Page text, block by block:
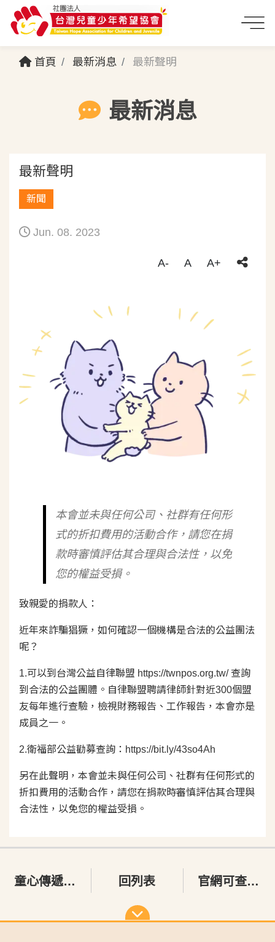
首頁 最新消息 最新聲明
最新消息
最新聲明
新聞
Jun. 08. 2023
A- A A+
本會並未與任何公司、社群有任何形
式的折扣費用的活動合作，請您在捐
款時審慎評估其合理與合法性，以免
您的權益受損。
致親愛的捐款人：
近年來詐騙猖獗，如何確認一個機構是合法的公益團法
呢？
1.可以到台灣公益自律聯盟 https://twnpos.org.tw/查詢
到合法的公益團體。自律聯盟聘請律師針對近300個盟
友每年進行查驗，檢視財務報告、工作報告，本會亦是
成員之一。
2.衛福部公益勸募查詢： https://bit.ly/43so4Ah
另在此聲明，本會並未與任何公司、社群有任何形式的
折扣費用的活動合作，請您在捐款時審慎評估其合理與
合法性，以免您的權益受損。
童心傳遞 玩樂快藝 回列表 官網可查詢電子收據囉～